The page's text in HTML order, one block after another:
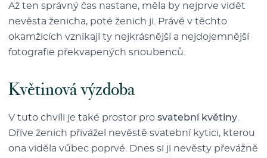
Až ten správný čas nastane, měla by nejprve vidět
nevěsta ženicha, poté ženich ji. Právě v těchto
okamžicích vznikají ty nejkrásnější a nejdojemnější
fotografie překvapených snoubenců.
Květinová výzdoba
V tuto chvíli je také prostor pro svatební květiny
Dříve ženich přivážel nevěstě svatební kytici, kterou
ona viděla vůbec poprvé. Dnes si ji nevěsty převážně